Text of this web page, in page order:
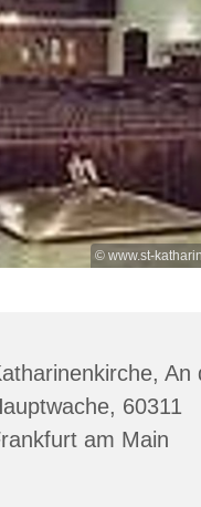
© www.st-
An
60311
am Main